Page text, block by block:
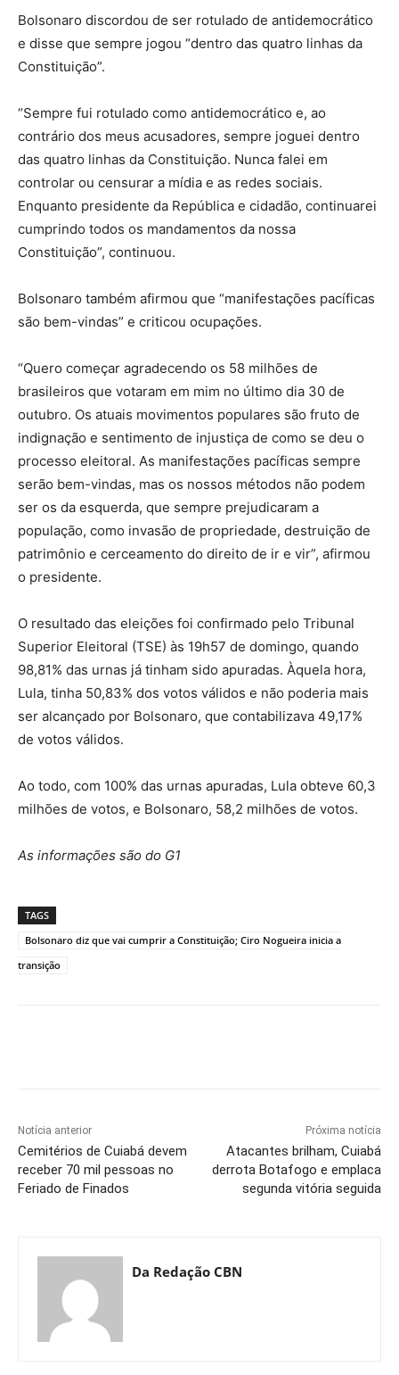
Bolsonaro discordou de ser rotulado de antidemocrático
e disse que sempre jogou “dentro das quatro linhas da
Constituição”.
“Sempre fui rotulado como antidemocrático e, ao
contrário dos meus acusadores, sempre joguei dentro
das quatro linhas da Constituição. Nunca falei em
controlar ou censurar a mídia e as redes sociais.
Enquanto presidente da República e cidadão, continuarei
cumprindo todos os mandamentos da nossa
Constituição”, continuou.
Bolsonaro também afirmou que “manifestações pacíficas
são bem-vindas” e criticou ocupações.
“Quero começar agradecendo os 58 milhões de
brasileiros que votaram em mim no último dia 30 de
outubro. Os atuais movimentos populares são fruto de
indignação e sentimento de injustiça de como se deu o
processo eleitoral. As manifestações pacíficas sempre
serão bem-vindas, mas os nossos métodos não podem
ser os da esquerda, que sempre prejudicaram a
população, como invasão de propriedade, destruição de
patrimônio e cerceamento do direito de ir e vir”, afirmou
o presidente.
O resultado das eleições foi confirmado pelo Tribunal
Superior Eleitoral (TSE) às 19h57 de domingo, quando
98,81% das urnas já tinham sido apuradas. Àquela hora,
Lula, tinha 50,83% dos votos válidos e não poderia mais
ser alcançado por Bolsonaro, que contabilizava 49,17%
de votos válidos.
Ao todo, com 100% das urnas apuradas, Lula obteve 60,3
milhões de votos, e Bolsonaro, 58,2 milhões de votos.
As informações são do G1
TAGS
Bolsonaro diz que vai cumprir a Constituição; Ciro Nogueira inicia a
transição
Notícia anterior
Cemitérios de Cuiabá devem
receber 70 mil pessoas no
Feriado de Finados
Próxima notícia
Atacantes brilham, Cuiabá
derrota Botafogo e emplaca
segunda vitória seguida
Da Redação CBN